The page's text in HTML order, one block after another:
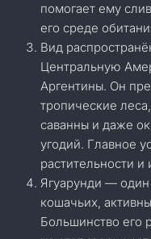
помогает ему
его среде
Вид
Центральную
Аргентины. Он
тропические
саванны и даже
угодий. Главное
растительности
Ягуарунди — один
кошачьих,
Большинство его